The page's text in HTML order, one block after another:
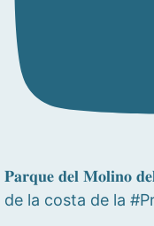
𝐏𝐚𝐫𝐪𝐮𝐞 𝐝𝐞𝐥 𝐌𝐨𝐥𝐢𝐧𝐨
de la costa de la